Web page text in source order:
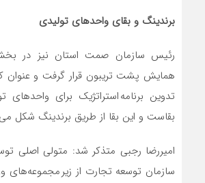
برندینگ و بقای واحد‌های تولیدی
رئیس سازمان صمت استان نیز در
همایش پشت تریبون قرار گرفت و عنوان
تدوین برنامه استراتژیک برای
بقاست و این بقا از طریق برندینگ شکل
امیررضا رجبی متذکر شد: متولی اصلی
سازمان توسعه تجارت از زیر